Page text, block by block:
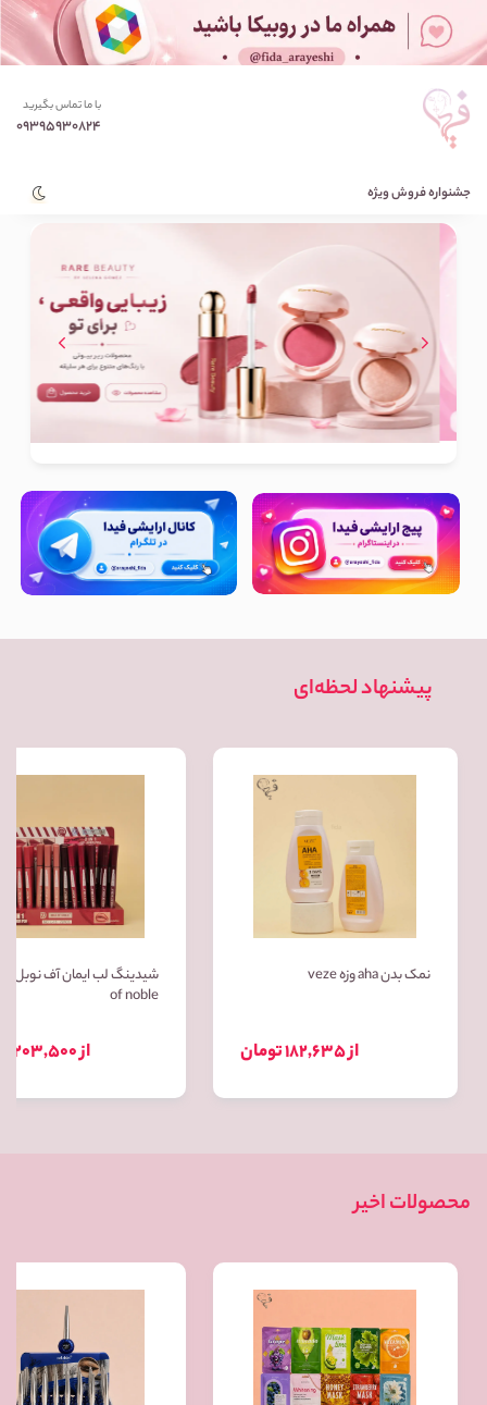
با ما تماس بگیرید
09395930824
جشنواره فروش ویژه
پیشنهاد لحظه‌ای
نمک بدن aha وزه veze
از 182,635 تومان
of noble
از 203,500 تومان
محصولات اخیر